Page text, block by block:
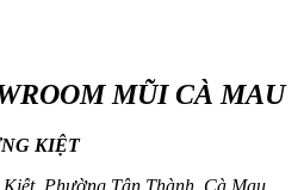
MŨI CÀ MAU
KIỆT